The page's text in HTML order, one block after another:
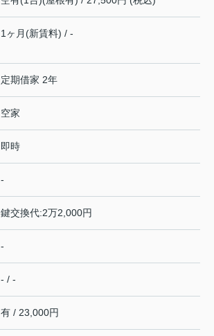
1ヶ月(新賃料) / -
定期借家 2年
空家
即時
-
鍵交換代:2万2,000円
-
- / -
有 / 23,000円